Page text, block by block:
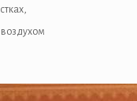
воздухом